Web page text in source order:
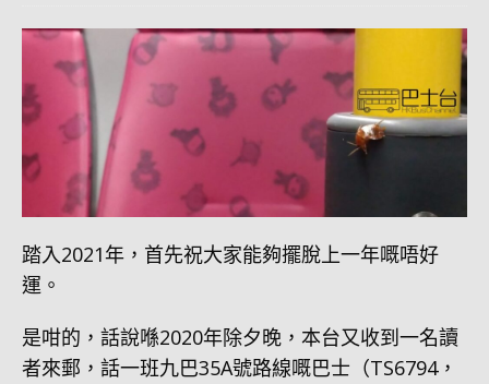
踏入2021年，首先祝大家能夠擺脫上一年嘅唔好
運。
是咁的，話說喺2020年除夕晚，本台又收到一名讀
者來郵，話一班九巴35A號路線嘅巴士（TS6794，